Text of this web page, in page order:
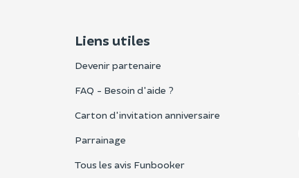
Liens utiles
Devenir partenaire
FAQ - Besoin d'aide ?
Carton d'invitation anniversaire
Parrainage
Tous les avis Funbooker